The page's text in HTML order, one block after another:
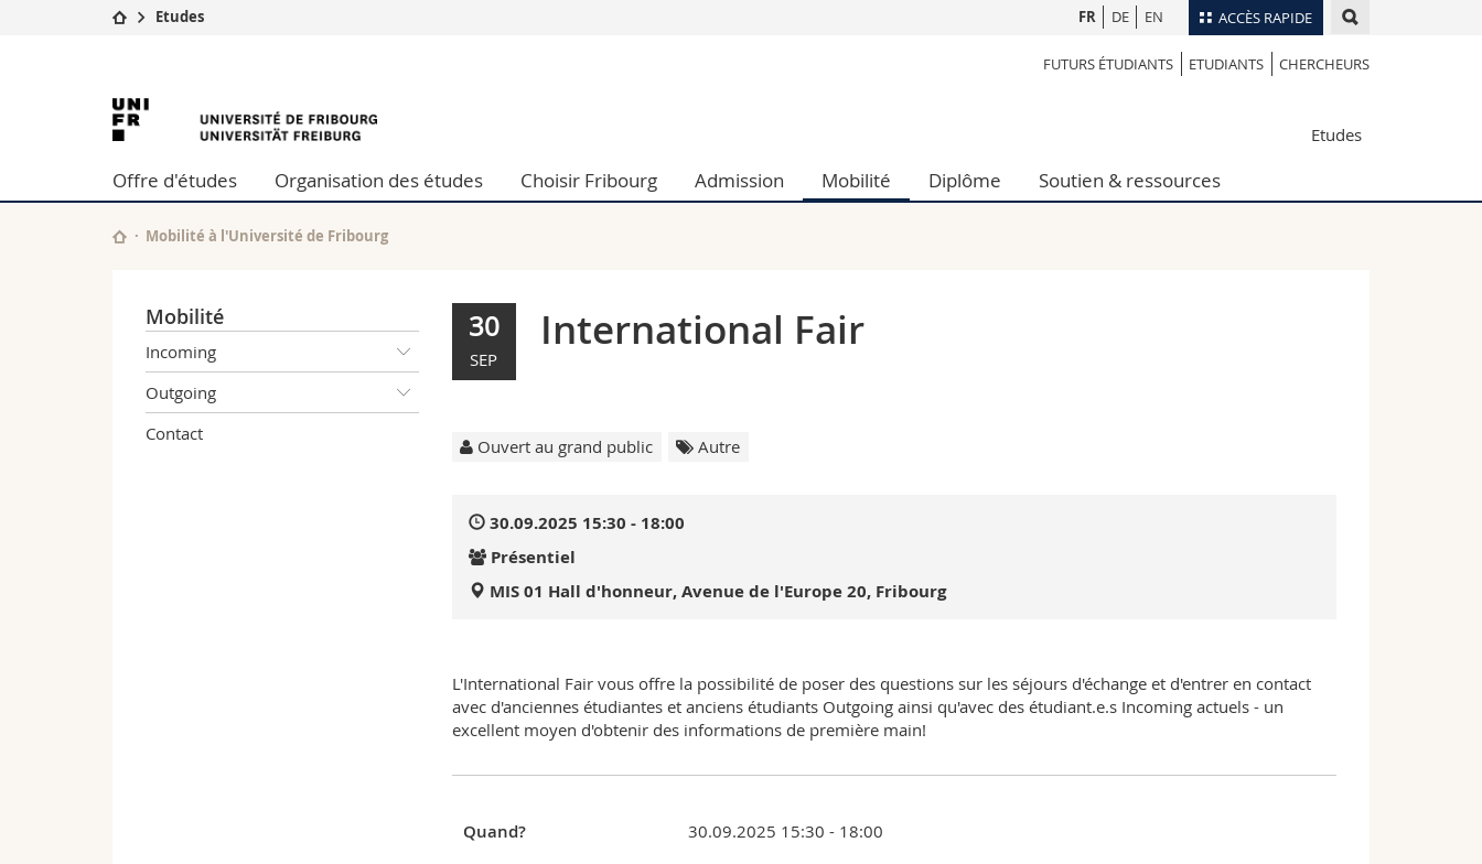
ACCÈS RAPIDE
Etudes
Campus
Université
Formation continue
Lettres et sciences humaines
Sciences de l'éducation et de la formation
Chercheurs
Collaborateurs
Annuaire du personnel
Webmail
Programme des cours
FR DE EN
Etudes
FUTURS ÉTUDIANTS ETUDIANTS CHERCHEURS
Université
de
Fribourg
Etudes
Offre d'études Organisation des études Choisir Fribourg Admission Mobilité Diplôme Soutien & ressources
Mobilité à l'Université de Fribourg
Mobilité
Incoming
Outgoing
Contact
30
SEP
International Fair
Ouvert au grand public Autre
30.09.2025 15:30 - 18:00
Présentiel
MIS 01 Hall d'honneur, Avenue de l'Europe 20, Fribourg
L'International Fair vous offre la possibilité de poser des questions sur les séjours d'échange et d'entrer en contact
avec d'anciennes étudiantes et anciens étudiants Outgoing ainsi qu'avec des étudiant.e.s Incoming actuels - un
excellent moyen d'obtenir des informations de première main!
Quand? 30.09.2025 15:30 - 18:00